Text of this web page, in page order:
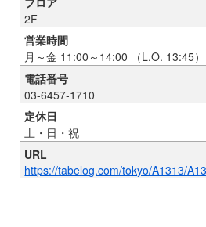
2F
営業時間
月～金 11:00～14:00 （L.O. 13:45）
電話番号
03-6457-1710
定休日
土・日・祝
URL
https://tabelog.com/tokyo/A1313/